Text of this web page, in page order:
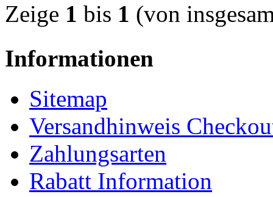
Zeige 1 bis 1 (von
Informationen
Sitemap
Versandhinweis
Zahlungsarten
Rabatt Information